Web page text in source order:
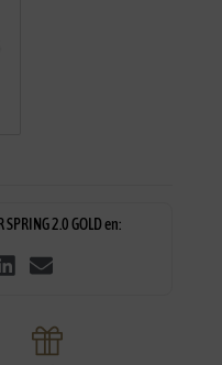
2.0 GOLD en: